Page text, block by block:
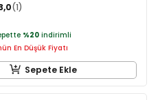
1
%20 indirimli
En Düşük Fiyatı
Sepete Ekle